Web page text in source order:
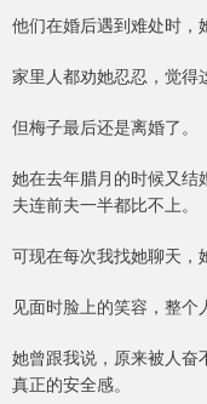
他们在婚后遇到难处时，
家里人都劝她忍忍，觉得
但梅子最后还是离婚了。
她在去年腊月的时候又结
夫连前夫一半都比不上。
可现在每次我找她聊天，
见面时脸上的笑容，整个
她曾跟我说，原来被人奋
真正的安全感。